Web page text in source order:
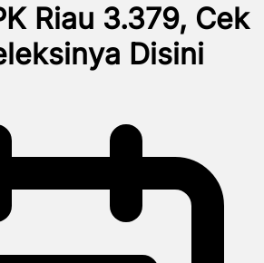
Riau 3.379, Cek
Disini